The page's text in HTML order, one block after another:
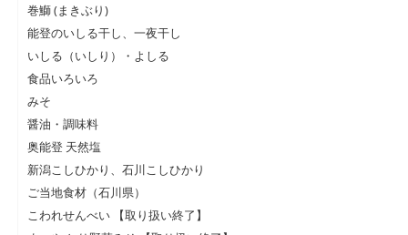
巻鰤 (まきぶり)
能登のいしる干し、一夜干し
いしる（いしり）・よしる
食品いろいろ
みそ
醤油・調味料
奥能登 天然塩
新潟こしひかり、石川こしひかり
ご当地食材（石川県）
こわれせんべい 【取り扱い終了】